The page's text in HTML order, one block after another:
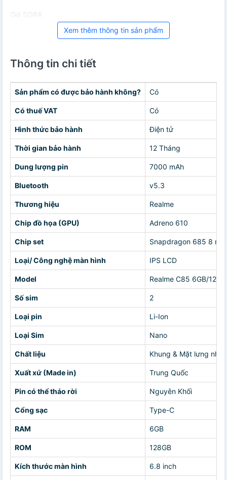
Giá SORA
Xem thêm thông tin sản phẩm
Thông tin chi tiết
Sản phẩm có được bảo hành không? Có
Có thuế VAT Có
Hình thức bảo hành Điện tử
Thời gian bảo hành 12 Tháng
Dung lượng pin 7000 mAh
Bluetooth v5.3
Thương hiệu Realme
Chip đồ họa (GPU) Adreno 610
Chip set Snapdragon 685 8
Loại/ Công nghệ màn hình IPS LCD
Model Realme C85 6GB/
Số sim 2
Loại pin Li-Ion
Loại Sim Nano
Chất liệu Khung & Mặt lưng nhựa
Xuất xứ (Made in) Trung Quốc
Pin có thể tháo rời Nguyên Khối
Cổng sạc Type-C
RAM 6GB
ROM 128GB
Kích thước màn hình 6.8 inch